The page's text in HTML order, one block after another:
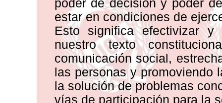
poder de decisión y poder
estar en condiciones de
Esto significa efectivizar
nuestro texto
comunicación social,
las personas y promoviendo
la solución de problemas
vías de participación para la